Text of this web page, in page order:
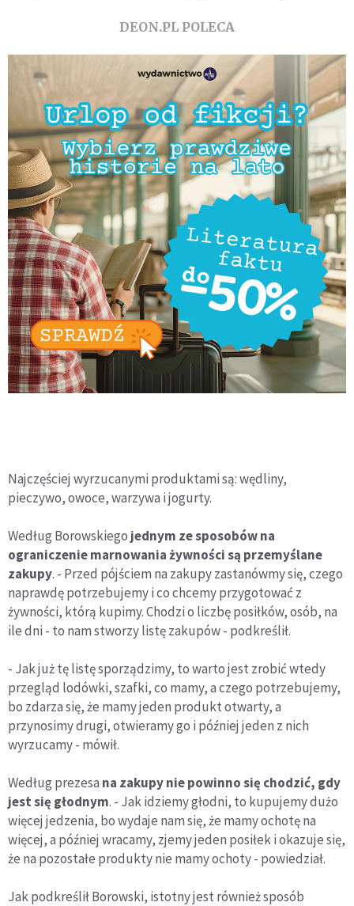
DEON.PL POLECA
Najczęściej wyrzucanymi produktami są: wędliny,
pieczywo, owoce, warzywa i jogurty.
Według Borowskiego jednym ze sposobów na
ograniczenie marnowania żywności są przemyślane
zakupy. - Przed pójściem na zakupy zastanówmy się, czego
naprawdę potrzebujemy i co chcemy przygotować z
żywności, którą kupimy. Chodzi o liczbę posiłków, osób, na
ile dni - to nam stworzy listę zakupów - podkreślił.
- Jak już tę listę sporządzimy, to warto jest zrobić wtedy
przegląd lodówki, szafki, co mamy, a czego potrzebujemy,
bo zdarza się, że mamy jeden produkt otwarty, a
przynosimy drugi, otwieramy go i później jeden z nich
wyrzucamy - mówił.
Według prezesa na zakupy nie powinno się chodzić, gdy
jest się głodnym. - Jak idziemy głodni, to kupujemy dużo
więcej jedzenia, bo wydaje nam się, że mamy ochotę na
więcej, a później wracamy, zjemy jeden posiłek i okazuje się,
że na pozostałe produkty nie mamy ochoty - powiedział.
Jak podkreślił Borowski, istotny jest również sposób